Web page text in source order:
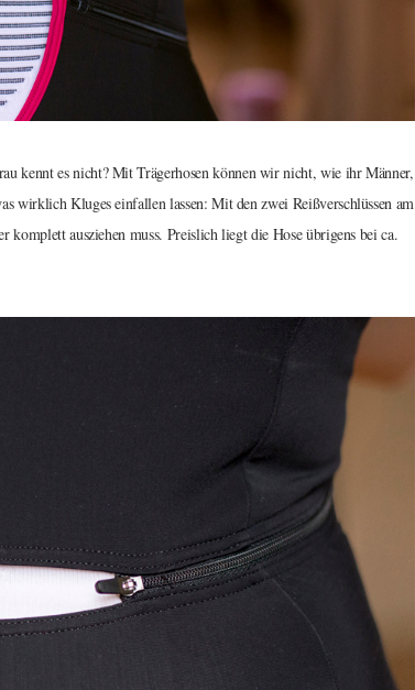
kennt es nicht? Mit Trägerhosen können wir nicht, wie ihr Männer,
wirklich Kluges einfallen lassen: Mit den zwei Reißverschlüssen am
komplett ausziehen muss. Preislich liegt die Hose übrigens bei ca.